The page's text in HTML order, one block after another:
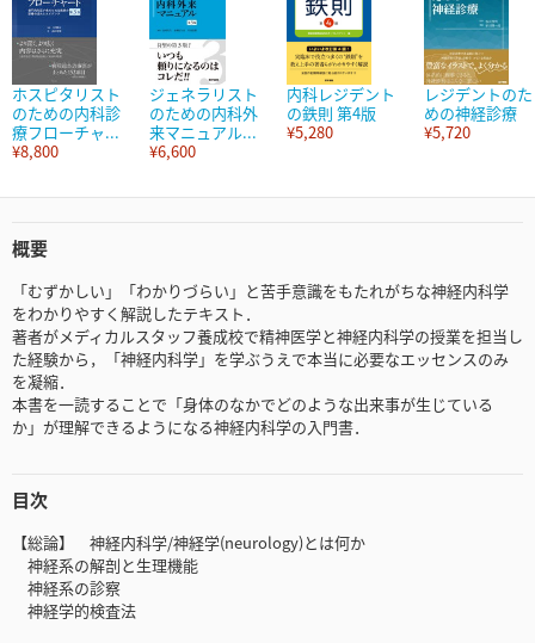
ホスピタリスト
のための内科診
療フローチャ...
¥8,800
ジェネラリスト
のための内科外
来マニュアル...
¥6,600
内科レジデント
の鉄則 第4版
¥5,280
レジデントのた
めの神経診療
¥5,720
概要
「むずかしい」「わかりづらい」と苦手意識をもたれがちな神経内科学
をわかりやすく解説したテキスト．
著者がメディカルスタッフ養成校で精神医学と神経内科学の授業を担当し
た経験から，「神経内科学」を学ぶうえで本当に必要なエッセンスのみ
を凝縮．
本書を一読することで「身体のなかでどのような出来事が生じている
か」が理解できるようになる神経内科学の入門書．
目次
【総論】 神経内科学/神経学(neurology)とは何か
神経系の解剖と生理機能
神経系の診察
神経学的検査法